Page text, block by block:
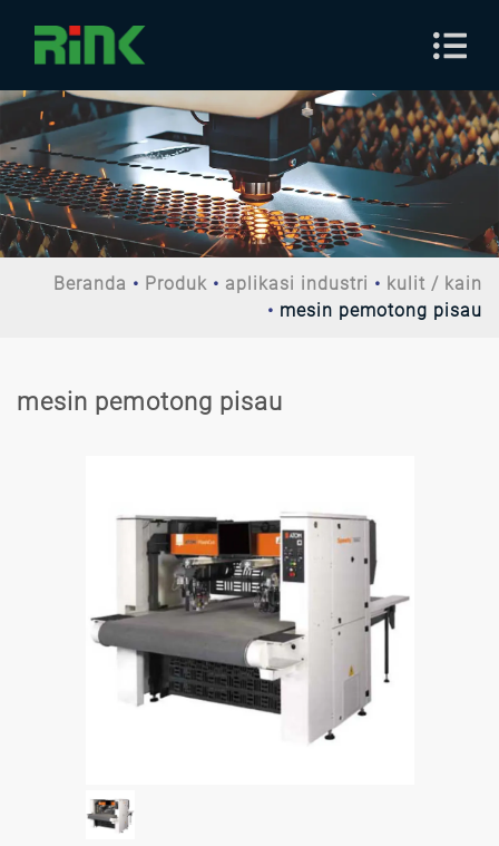
Beranda Produk aplikasi industri
kulit / kain
mesin pemotong pisau
mesin pemotong pisau